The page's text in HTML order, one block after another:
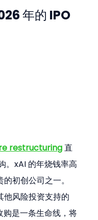
年的 IPO
restructuring 直
。xAI 的年烧钱率高
初创公司之一。
他风险投资支持的
是一条生命线，将